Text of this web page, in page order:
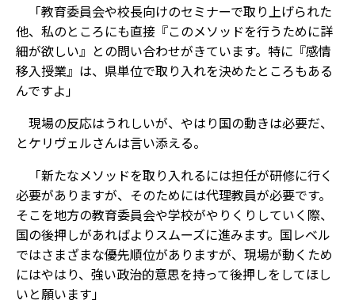
「教育委員会や校長向けのセミナーで取り上げられた
他、私のところにも直接『このメソッドを行うために詳
細が欲しい』との問い合わせがきています。特に『感情
移入授業』は、県単位で取り入れを決めたところもある
んですよ」
現場の反応はうれしいが、やはり国の動きは必要だ、
とケリヴェルさんは言い添える。
「新たなメソッドを取り入れるには担任が研修に行く
必要がありますが、そのためには代理教員が必要です。
そこを地方の教育委員会や学校がやりくりしていく際、
国の後押しがあればよりスムーズに進みます。国レベル
ではさまざまな優先順位がありますが、現場が動くため
にはやはり、強い政治的意思を持って後押しをしてほし
いと願います」